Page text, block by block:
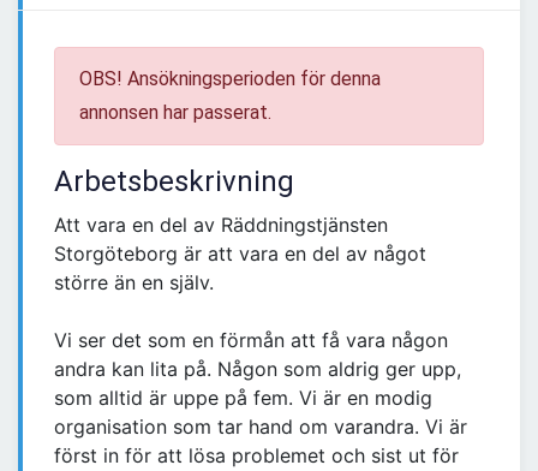
OBS! Ansökningsperioden för denna
annonsen har passerat.
Arbetsbeskrivning
Att vara en del av Räddningstjänsten
Storgöteborg är att vara en del av något
större än en själv.
Vi ser det som en förmån att få vara någon
andra kan lita på. Någon som aldrig ger upp,
som alltid är uppe på fem. Vi är en modig
organisation som tar hand om varandra. Vi är
först in för att lösa problemet och sist ut för